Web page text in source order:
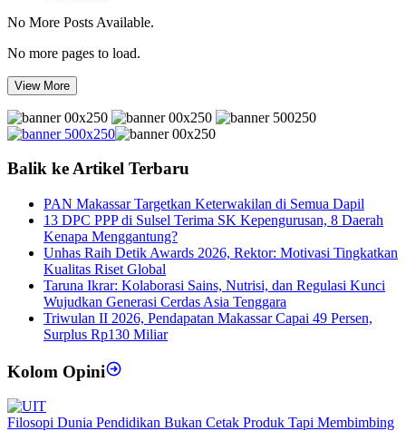
No More Posts Available.
No more pages to load.
View More
Balik ke Artikel Terbaru
PAN Makassar Targetkan Keterwakilan di Semua Dapil
13 DPC PPP di Sulsel Terima SK Kepengurusan, 8 Daerah
Kenapa Menggantung?
Unhas Raih Detik Awards 2026, Rektor: Motivasi Tingkatkan
Kualitas Riset Global
Taruna Ikrar: Kolaborasi Sains, Nutrisi, dan Regulasi Kunci
Wujudkan Generasi Cerdas Asia Tenggara
Triwulan II 2026, Pendapatan Makassar Capai 49 Persen,
Surplus Rp130 Miliar
Kolom Opini
Filosopi Dunia Pendidikan Bukan Cetak Produk Tapi Membimbing